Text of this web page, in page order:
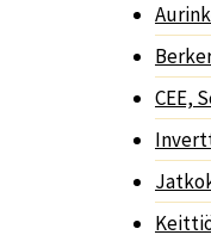
CEE,